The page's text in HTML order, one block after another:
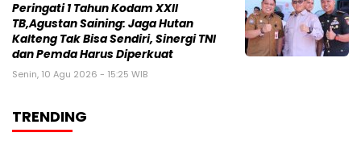
Peringati 1 Tahun Kodam XXII
TB,Agustan Saining: Jaga Hutan
Kalteng Tak Bisa Sendiri, Sinergi TNI
dan Pemda Harus Diperkuat
Senin, 10 Agu 2026 - 15:25 WIB
TRENDING